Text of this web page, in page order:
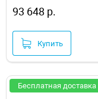
93 648 р.
Купить
Бесплатная доставка